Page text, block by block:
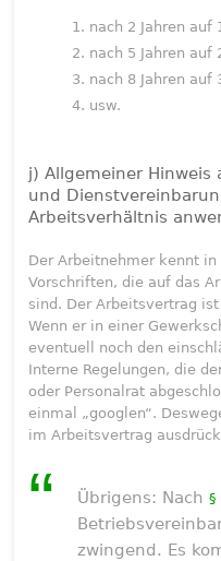
nach 2 Jahren auf
nach 5 Jahren auf
nach 8 Jahren auf
usw.
j) Allgemeiner Hinweis
und
Arbeitsverhältnis
Der Arbeitnehmer kennt
Vorschriften, die auf das
sind. Der Arbeitsvertrag
Wenn er in einer
eventuell noch den
Interne Regelungen, die
oder Personalrat
einmal „googlen“.
im Arbeitsvertrag
Übrigens: Nach§
zwingend. Es